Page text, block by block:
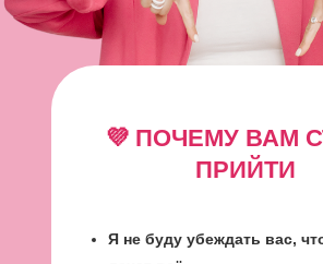
💜 ПОЧЕМУ ВАМ
ПРИЙТИ
Я не буду убеждать вас,